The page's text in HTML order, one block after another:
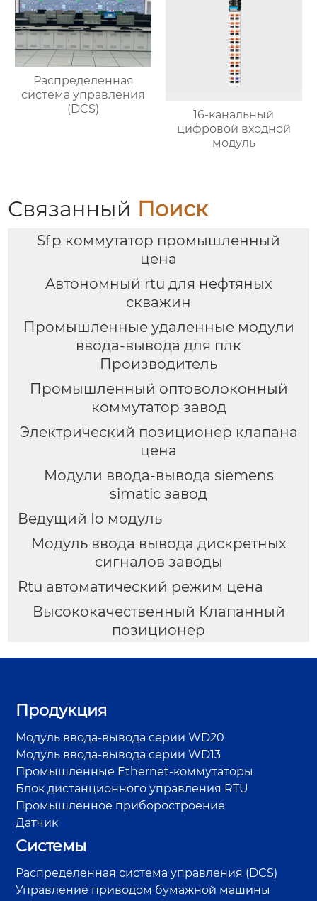
Распределенная
система управления
(DCS)
16-канальный
цифровой входной
модуль
Связанный Поиск
Sfp коммутатор промышленный
цена
Aвтономный rtu для нефтяных
скважин
Промышленные удаленные модули
ввода-вывода для плк
Производитель
Промышленный оптоволоконный
коммутатор завод
Электрический позиционер клапана
цена
Модули ввода-вывода siemens
simatic завод
Ведущий Io модуль
Модуль ввода вывода дискретных
сигналов заводы
Rtu автоматический режим цена
Высококачественный Клапанный
позиционер
Продукция
Модуль ввода-вывода серии WD20
Модуль ввода-вывода серии WD13
Промышленные Ethernet-коммутаторы
Блок дистанционного управления RTU
Промышленное приборостроение
Датчик
Системы
Распределенная система управления (DCS)
Управление приводом бумажной машины